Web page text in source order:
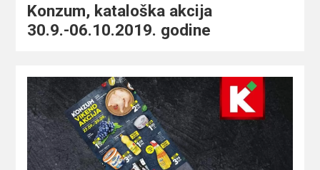
Konzum, kataloška akcija
30.9.-06.10.2019. godine